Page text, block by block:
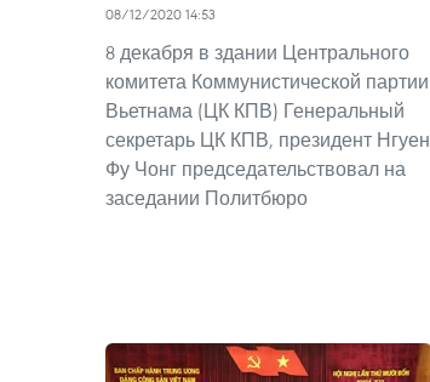
08/12/2020 14:53
8 декабря в здании Центрального
комитета Коммунистической партии
Вьетнама (ЦК КПВ) Генеральный
секретарь ЦК КПВ, президент Нгуен
Фу Чонг председательствовал на
заседании Политбюро